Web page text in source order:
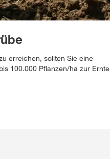
erreichen, sollten Sie eine
100.000 Pflanzen/ha zur Ernte